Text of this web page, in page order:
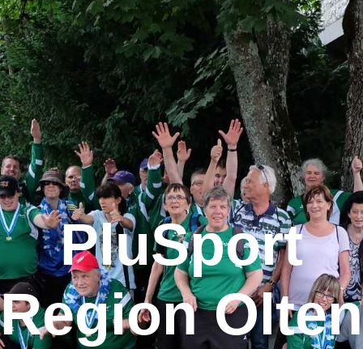
PluSport
Region Olten